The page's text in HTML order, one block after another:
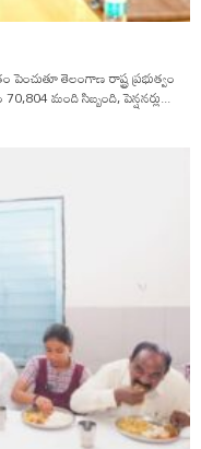
పెంచుతూ తెలంగాణ రాష్ట్ర ప్రభుత్వం
70,804 మంది సిబ్బంది, పెన్షనర్లు...